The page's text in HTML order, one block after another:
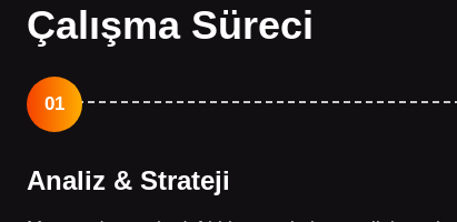
Çalışma Süreci
01
Analiz & Strateji